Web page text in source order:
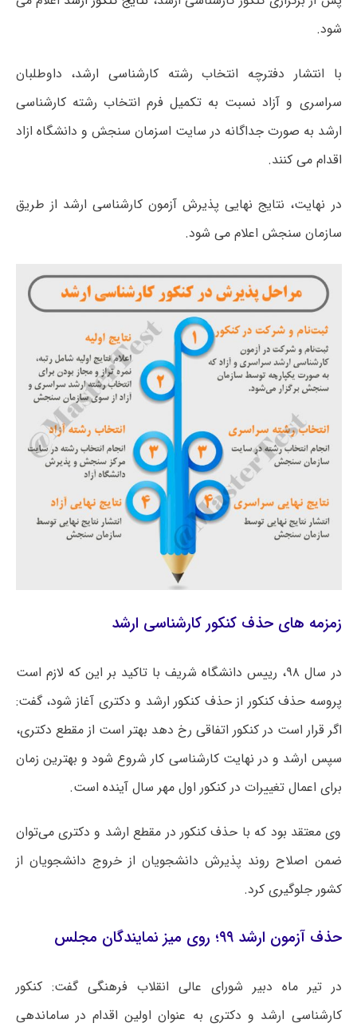
شود.
با انتشار دفترچه انتخاب رشته کارشناسی ارشد، داوطلبان
سراسری و آزاد نسبت به تکمیل فرم انتخاب رشته کارشناسی
ارشد به صورت جداگانه در سایت اسزمان سنجش و دانشگاه ازاد
اقدام می کنند.
در نهایت، نتایج نهایی پذیرش آزمون کارشناسی ارشد از طریق
سازمان سنجش اعلام می شود.
زمزمه های حذف کنکور کارشناسی ارشد
در سال ۹۸، رییس دانشگاه شریف با تاکید بر این که لازم است
پروسه حذف کنکور از حذف کنکور ارشد و دکتری آغاز شود، گفت:
اگر قرار است در کنکور اتفاقی رخ دهد بهتر است از مقطع دکتری،
سپس ارشد و در نهایت کارشناسی کار شروع شود و بهترین زمان
برای اعمال تغییرات در کنکور اول مهر سال آینده است.
وی معتقد بود که با حذف کنکور در مقطع ارشد و دکتری می‌توان
ضمن اصلاح روند پذیرش دانشجویان از خروج دانشجویان از
کشور جلوگیری کرد.
حذف آزمون ارشد ۹۹؛ روی میز نمایندگان مجلس
در تیر ماه دبیر شورای عالی انقلاب فرهنگی گفت: کنکور
کارشناسی ارشد و دکتری به عنوان اولین اقدام در ساماندهی